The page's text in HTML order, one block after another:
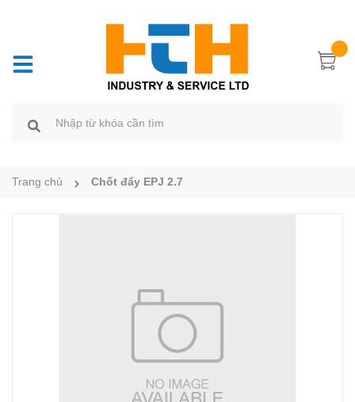
Trang chủ Chốt đẩy EPJ 2.7